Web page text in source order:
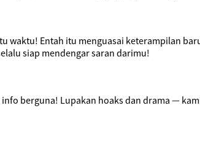
Entah itu menguasai keterampilan
siap mendengar saran darimu!
berguna! Lupakan hoaks dan drama —